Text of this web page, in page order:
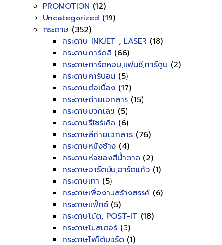
PROMOTION (12)
Uncategorized (19)
กระดาษ (352)
กระดาษ INKJET , LASER (18)
กระดาษการ์ดสี (66)
กระดาษการ์ดหอม,แฟนซี,การ์ตูน (2)
กระดาษคาร์บอน (5)
กระดาษต่อเนื่อง (17)
กระดาษถ่ายเอกสาร (15)
กระดาษบวกเลข (5)
กระดาษรีไซร์เคิล (6)
กระดาษสีถ่ายเอกสาร (76)
กระดาษหนังช้าง (4)
กระดาษห่อของสีน้ำตาล (2)
กระดาษอาร์ตมัน,อาร์ตแก้ว (1)
กระดาษเทา (5)
กระดาษเพื่องานสร้างสรรค์ (6)
กระดาษแฟ็กซ์ (5)
กระดาษโน้ต, POST-IT (18)
กระดาษโปสเตอร์ (3)
กระดาษโฟโต้บอร์ด (1)